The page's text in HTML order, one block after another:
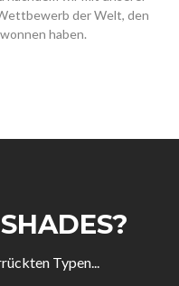
der Welt, den
haben.
Typen...